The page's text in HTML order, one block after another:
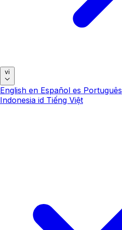
vi
English en Español es Português
Indonesia id Tiếng Việt